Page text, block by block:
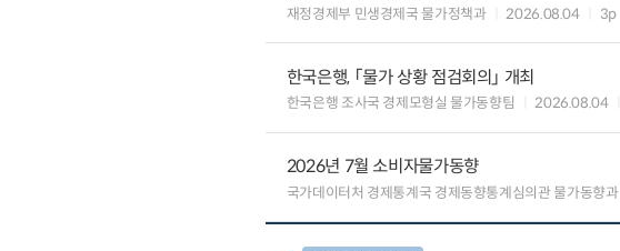
재정경제부 민생경제국 물가정책과 2026.08.04 3p
한국은행, 「물가 상황 점검회의」 개최
한국은행 조사국 경제모형실 물가동향팀 2026.08.04
2026년 7월 소비자물가동향
국가데이터처 경제통계국 경제동향통계심의관 물가동향과